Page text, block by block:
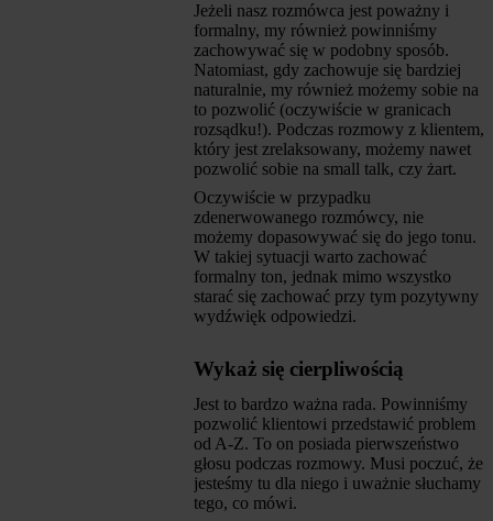
Jeżeli nasz rozmówca jest poważny i
formalny, my również powinniśmy
zachowywać się w podobny sposób.
Natomiast, gdy zachowuje się bardziej
naturalnie, my również możemy sobie na
to pozwolić (oczywiście w granicach
rozsądku!). Podczas rozmowy z klientem,
który jest zrelaksowany, możemy nawet
pozwolić sobie na small talk, czy żart.
Oczywiście w przypadku
zdenerwowanego rozmówcy, nie
możemy dopasowywać się do jego tonu.
W takiej sytuacji warto zachować
formalny ton, jednak mimo wszystko
starać się zachować przy tym pozytywny
wydźwięk odpowiedzi.
Wykaż się cierpliwością
Jest to bardzo ważna rada. Powinniśmy
pozwolić klientowi przedstawić problem
od A-Z. To on posiada pierwszeństwo
głosu podczas rozmowy. Musi poczuć, że
jesteśmy tu dla niego i uważnie słuchamy
tego, co mówi.